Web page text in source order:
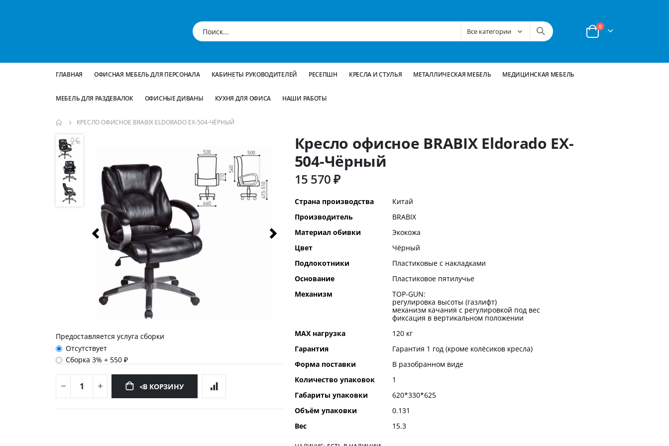
Корзина
0позиции
ГЛАВНАЯ ОФИСНАЯ МЕБЕЛЬ ДЛЯ ПЕРСОНАЛА КАБИНЕТЫ РУКОВОДИТЕЛЕЙ РЕСЕПШН КРЕСЛА И СТУЛЬЯ МЕТАЛЛИЧЕСКАЯ МЕБЕЛЬ МЕДИЦИНСКАЯ МЕБЕЛЬ
МЕБЕЛЬ ДЛЯ РАЗДЕВАЛОК ОФИСНЫЕ ДИВАНЫ КУХНЯ ДЛЯ ОФИСА НАШИ РАБОТЫ
КРЕСЛО ОФИСНОЕ BRABIX ELDORADO EX-504-ЧЁРНЫЙ
Пропустить
и
перейти
галереям
изображений
Предоставляется услуга сборки
Отсутствует
Сборка 3%+ 550 ₽
<В КОРЗИНУ
Кресло офисное BRABIX Eldorado EX-
504-Чёрный
15 570 ₽
Дополнительная
информация
Страна производства
Китай
Производитель
BRABIX
Материал обивки
Экокожа
Цвет
Чёрный
Подлокотники
Пластиковые с накладками
Основание
Пластиковое пятилучье
Механизм
TOP-GUN:
регулировка высоты (газлифт)
механизм качания с регулировкой под вес
фиксация в вертикальном положении
MAX нагрузка
120 кг
Гарантия
Гарантия 1 год (кроме колёсиков кресла)
Форма поставки
В разобранном виде
Количество упаковок
1
Габариты упаковки
620*330*625
Объём упаковки
0.131
Вес
15.3